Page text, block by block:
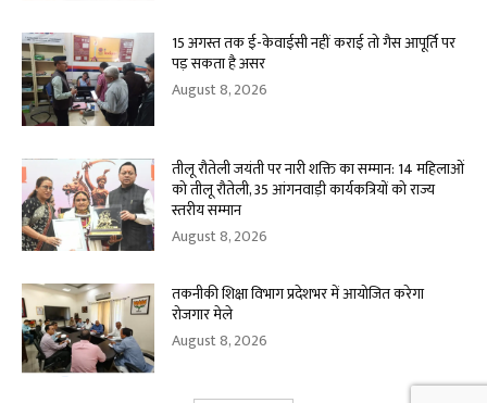
15 अगस्त तक ई-केवाईसी नहीं कराई तो गैस आपूर्ति पर
पड़ सकता है असर
August 8, 2026
तीलू रौतेली जयंती पर नारी शक्ति का सम्मान: 14 महिलाओं
को तीलू रौतेली, 35 आंगनवाड़ी कार्यकत्रियों को राज्य
स्तरीय सम्मान
August 8, 2026
तकनीकी शिक्षा विभाग प्रदेशभर में आयोजित करेगा
रोजगार मेले
August 8, 2026